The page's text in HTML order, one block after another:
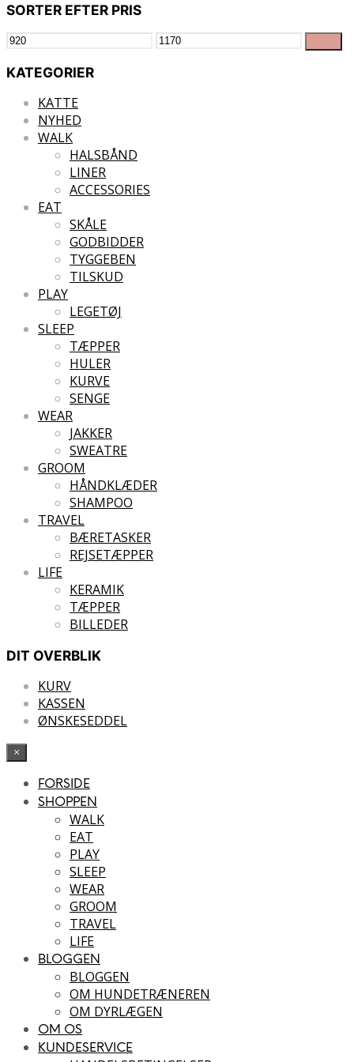
SORTER EFTER PRIS
Mindste
Højeste
KATEGORIER
KATTE
NYHED
WALK
HALSBÅND
LINER
ACCESSORIES
EAT
SKÅLE
GODBIDDER
TYGGEBEN
TILSKUD
PLAY
LEGETØJ
SLEEP
TÆPPER
HULER
KURVE
SENGE
WEAR
JAKKER
SWEATRE
GROOM
HÅNDKLÆDER
SHAMPOO
TRAVEL
BÆRETASKER
REJSETÆPPER
LIFE
KERAMIK
TÆPPER
BILLEDER
DIT OVERBLIK
KURV
KASSEN
ØNSKESEDDEL
×
FORSIDE
SHOPPEN
WALK
EAT
PLAY
SLEEP
WEAR
GROOM
TRAVEL
LIFE
BLOGGEN
BLOGGEN
OM HUNDETRÆNEREN
OM DYRLÆGEN
OM OS
KUNDESERVICE